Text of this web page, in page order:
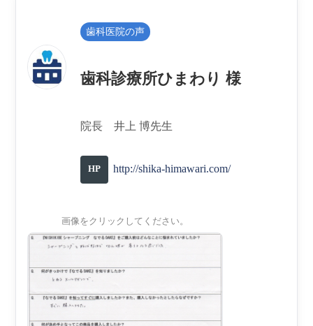
歯科医院の声
歯科診療所ひまわり 様
院長井上 博先生
HP http://shika-himawari.com/
画像をクリックしてください。